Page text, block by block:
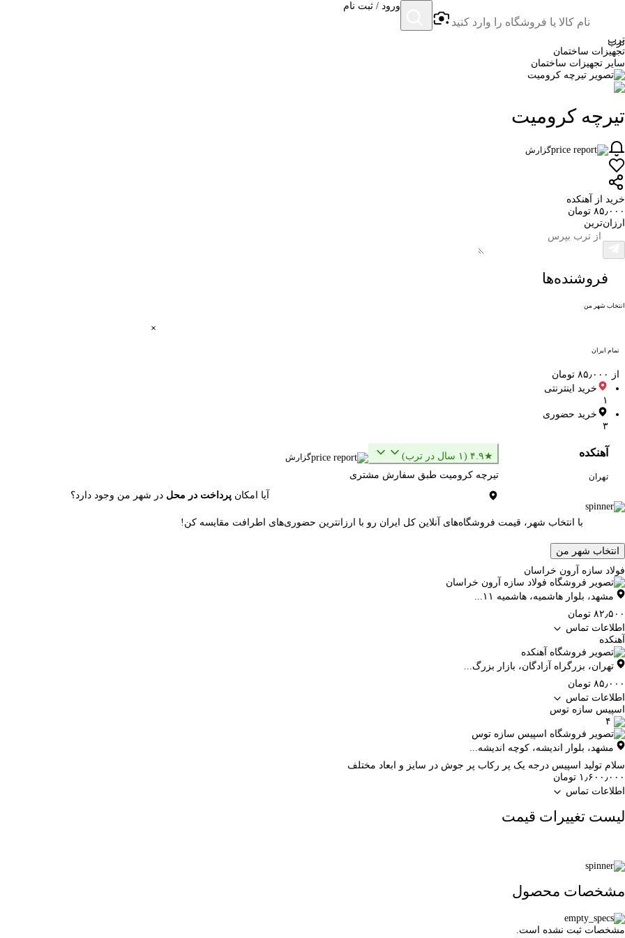
ترب
ورود / ثبت نام
ترب
تجهیزات ساختمان
سایر تجهیزات ساختمان
تیرچه کرومیت
گزارش
خرید از آهنکده
۸۵٫۰۰۰ تومان
ارزان‌ترین
فروشنده‌ها
انتخاب شهر من
تمام ایران
از ۸۵٫۰۰۰ تومان
خرید اینترنتی
۱
خرید حضوری
۳
آهنکده
تهران
★۴.۹ (۱ سال در ترب) گزارش
تیرچه کرومیت طبق سفارش مشتری
آیا امکانپرداخت در محل در شهر من وجود دارد؟
با انتخاب شهر، قیمت فروشگاه‌های آنلاین کل ایران رو با ارزانترین حضوری‌های اطرافت مقایسه کن!
انتخاب شهر من
فولاد سازه آرون خراسان
مشهد، بلوار هاشمیه، هاشمیه ۱۱...
۸۲٫۵۰۰ تومان
اطلاعات تماس
آهنکده
تهران، بزرگراه آزادگان، بازار بزرگ...
۸۵٫۰۰۰ تومان
اطلاعات تماس
اسپیس سازه توس
۴
مشهد ، بلوار اندیشه، کوچه اندیشه...
سلام تولید اسپیس درجه یک پر رکاب پر جوش در سایز و ابعاد مختلف
۱٫۶۰۰٫۰۰۰ تومان
اطلاعات تماس
لیست تغییرات قیمت
مشخصات محصول
مشخصات ثبت نشده است.